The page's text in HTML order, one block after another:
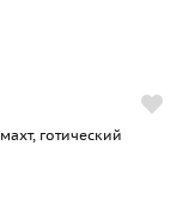
готический